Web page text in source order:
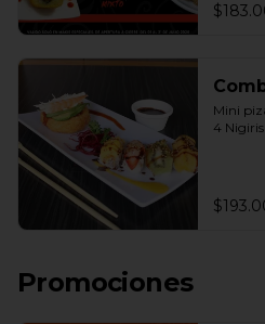
Mini
4
Promociones